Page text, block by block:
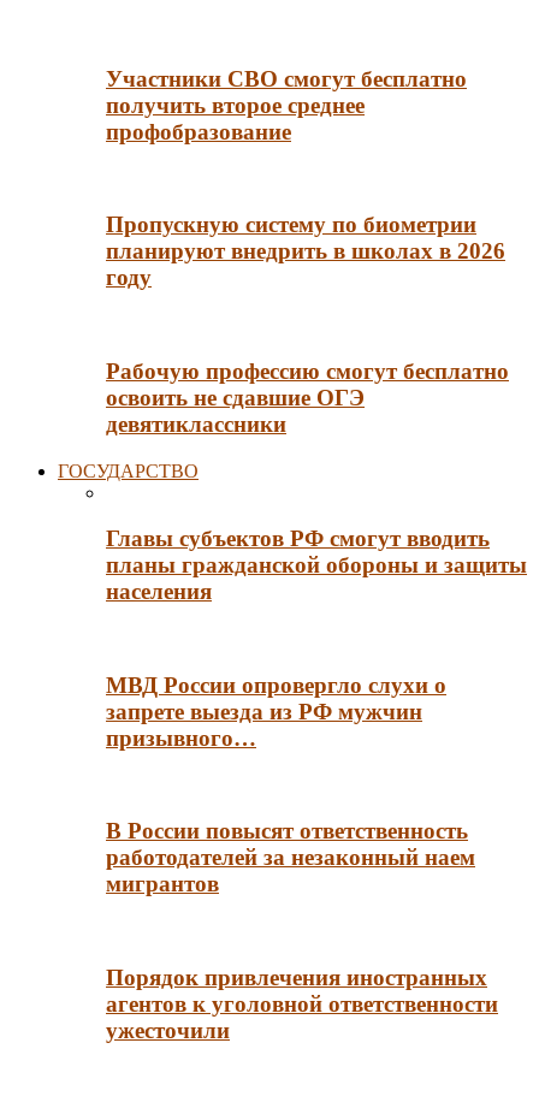
Участники СВО смогут бесплатно
получить второе среднее
профобразование
Пропускную систему по биометрии
планируют внедрить в школах в 2026
году
Рабочую профессию смогут бесплатно
освоить не сдавшие ОГЭ
девятиклассники
ГОСУДАРСТВО
Главы субъектов РФ смогут вводить
планы гражданской обороны и защиты
населения
МВД России опровергло слухи о
запрете выезда из РФ мужчин
призывного…
В России повысят ответственность
работодателей за незаконный наем
мигрантов
Порядок привлечения иностранных
агентов к уголовной ответственности
ужесточили